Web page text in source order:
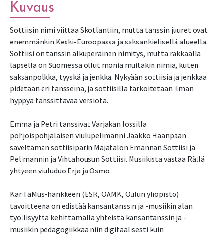
Kuvaus
Sottiisin nimi viittaa Skotlantiin, mutta tanssin juuret ovat
enemmänkin Keski-Euroopassa ja saksankielisellä alueella.
Sottiisi on tanssin alkuperäinen nimitys, mutta rakkaalla
lapsella on Suomessa ollut monia muitakin nimiä, kuten
saksanpolkka, tyyskä ja jenkka. Nykyään sottiisia ja jenkkaa
pidetään eri tansseina, ja sottiisilla tarkoitetaan ilman
hyppyä tanssittavaa versiota.
Emma ja Petri tanssivat Varjakan lossilla
pohjoispohjalaisen viulupelimanni Jaakko Haanpään
säveltämän sottiisiparin Majatalon Emännän Sottiisi ja
Pelimannin ja Vihtahousun Sottiisi. Musiikista vastaa Rällä
yhtyeen viuluduo Erja ja Osmo.
KanTaMus-hankkeen (ESR, OAMK, Oulun yliopisto)
tavoitteena on edistää kansantanssin ja -musiikin alan
työllisyyttä kehittämällä yhteistä kansantanssin ja -
musiikin pedagogiikkaa niin digitaalisesti kuin